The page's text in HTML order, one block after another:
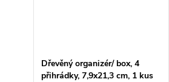
Dřevěný organizér/ box, 4
přihrádky, 7,9x21,3 cm, 1 kus